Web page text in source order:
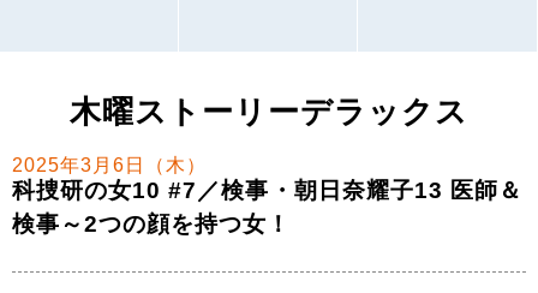
木曜ストーリーデラックス
2025年3月6日（木）
科捜研の女10 #7／検事・朝日奈耀子13 医師＆
検事～2つの顔を持つ女！